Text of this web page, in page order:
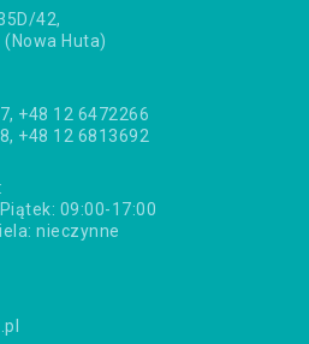
42,
Huta)
+48 12 6472266
+48 12 6813692
09:00-17:00
nieczynne